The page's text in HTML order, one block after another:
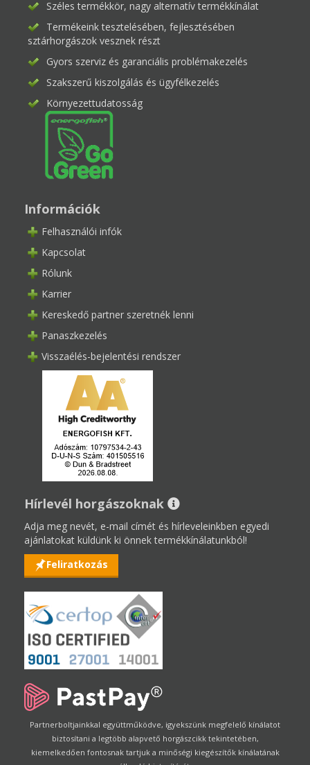
Széles termékkör, nagy alternatív termékkínálat
Termékeink tesztelésében, fejlesztésében
sztárhorgászok vesznek részt
Gyors szerviz és garanciális problémakezelés
Szakszerű kiszolgálás és ügyfélkezelés
Környezettudatosság
Információk
Felhasználói infók
Kapcsolat
Rólunk
Karrier
Kereskedő partner szeretnék lenni
Panaszkezelés
Visszaélés-bejelentési rendszer
Hírlevél horgászoknak
Adja meg nevét, e-mail címét és hírleveleinkben egyedi
ajánlatokat küldünk ki önnek termékkínálatunkból!
Feliratkozás
Partnerboltjainkkal együttműködve, igyekszünk megfelelő kínálatot
biztosítani a legtöbb alapvető horgászcikk tekintetében,
kiemelkedően fontosnak tartjuk a minőségi kiegészítők kínálatának